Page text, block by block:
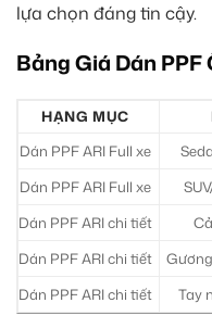
lựa chọn đáng tin cậy.
Bảng Giá Dán PPF
HẠNG MỤC
Dán PPF ARI Full xe
Dán PPF ARI Full xe
Dán PPF ARI chi tiết
Dán PPF ARI chi tiết
Dán PPF ARI chi tiết
Tay